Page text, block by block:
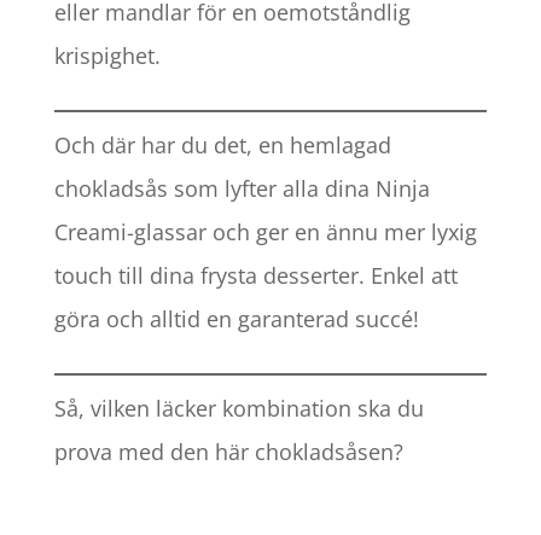
eller mandlar för en oemotståndlig
krispighet.
Och där har du det, en hemlagad
chokladsås som lyfter alla dina Ninja
Creami-glassar och ger en ännu mer lyxig
touch till dina frysta desserter. Enkel att
göra och alltid en garanterad succé!
Så, vilken läcker kombination ska du
prova med den här chokladsåsen?